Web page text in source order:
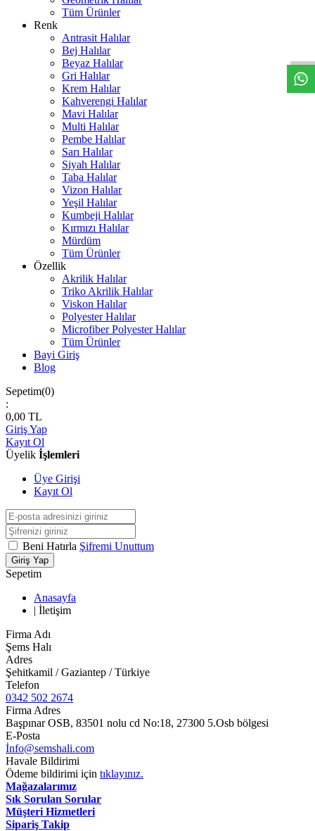
Tüm Ürünler
Renk
Antrasit Halılar
Bej Halılar
Beyaz Halılar
Gri Halılar
Krem Halılar
Kahverengi Halılar
Mavi Halılar
Multi Halılar
Pembe Halılar
Sarı Halılar
Siyah Halılar
Taba Halılar
Vizon Halılar
Yeşil Halılar
Kumbeji Halılar
Kırmızı Halılar
Mürdüm
Tüm Ürünler
Özellik
Akrilik Halılar
Triko Akrilik Halılar
Viskon Halılar
Polyester Halılar
Microfiber Polyester Halılar
Tüm Ürünler
Bayi Giriş
Blog
Sepetim(0)
:
0,00 TL
Giriş Yap
Kayıt Ol
Üyelik İşlemleri
Üye Girişi
Kayıt Ol
Beni Hatırla Şifremi Unuttum
Giriş Yap
Sepetim
Anasayfa
| İletişim
Firma Adı
Şems Halı
Adres
Şehitkamil / Gaziantep / Türkiye
Telefon
0342 502 2674
Firma Adres
Başpınar OSB, 83501 nolu cd No:18, 27300 5.Osb bölgesi
E-Posta
İnfo@semshali.com
Havale Bildirimi
Ödeme bildirimi için tıklayınız.
Mağazalarımız
Sık Sorulan Sorular
Müşteri Hizmetleri
Sipariş Takip